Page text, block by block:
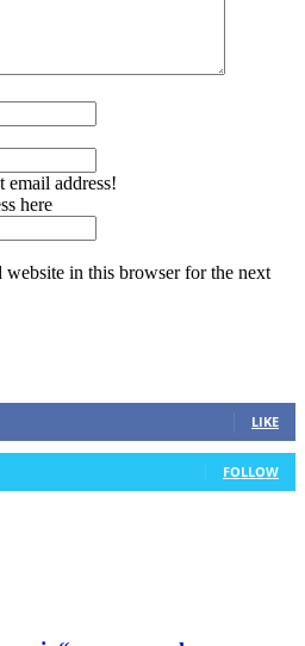
email address!
here
website in this browser for the next
LIKE
FOLLOW